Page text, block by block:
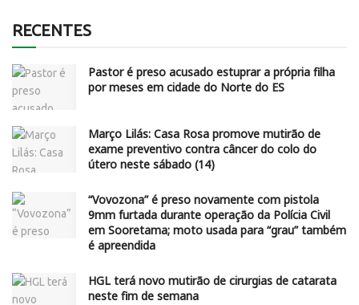
RECENTES
Pastor é preso acusado estuprar a própria filha
por meses em cidade do Norte do ES
Março Lilás: Casa Rosa promove mutirão de
exame preventivo contra câncer do colo do
útero neste sábado (14)
“Vovozona” é preso novamente com pistola
9mm furtada durante operação da Polícia Civil
em Sooretama; moto usada para “grau” também
é apreendida
HGL terá novo mutirão de cirurgias de catarata
neste fim de semana